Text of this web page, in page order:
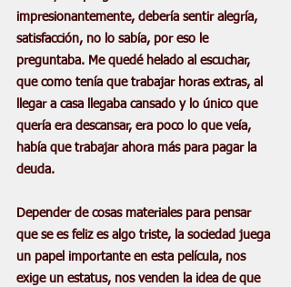
impresionantemente, debería sentir alegría,
satisfacción, no lo sabía, por eso le
preguntaba. Me quedé helado al escuchar,
que como tenía que trabajar horas extras, al
llegar a casa llegaba cansado y lo único que
quería era descansar, era poco lo que veía,
había que trabajar ahora más para pagar la
deuda.
Depender de cosas materiales para pensar
que se es feliz es algo triste, la sociedad juega
un papel importante en esta película, nos
exige un estatus, nos venden la idea de que